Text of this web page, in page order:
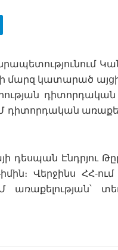
մարզ կատարած
դիտորդական
դեսպան Էնդրյու
Վերջինս ՀՀ-
առաքելության՝